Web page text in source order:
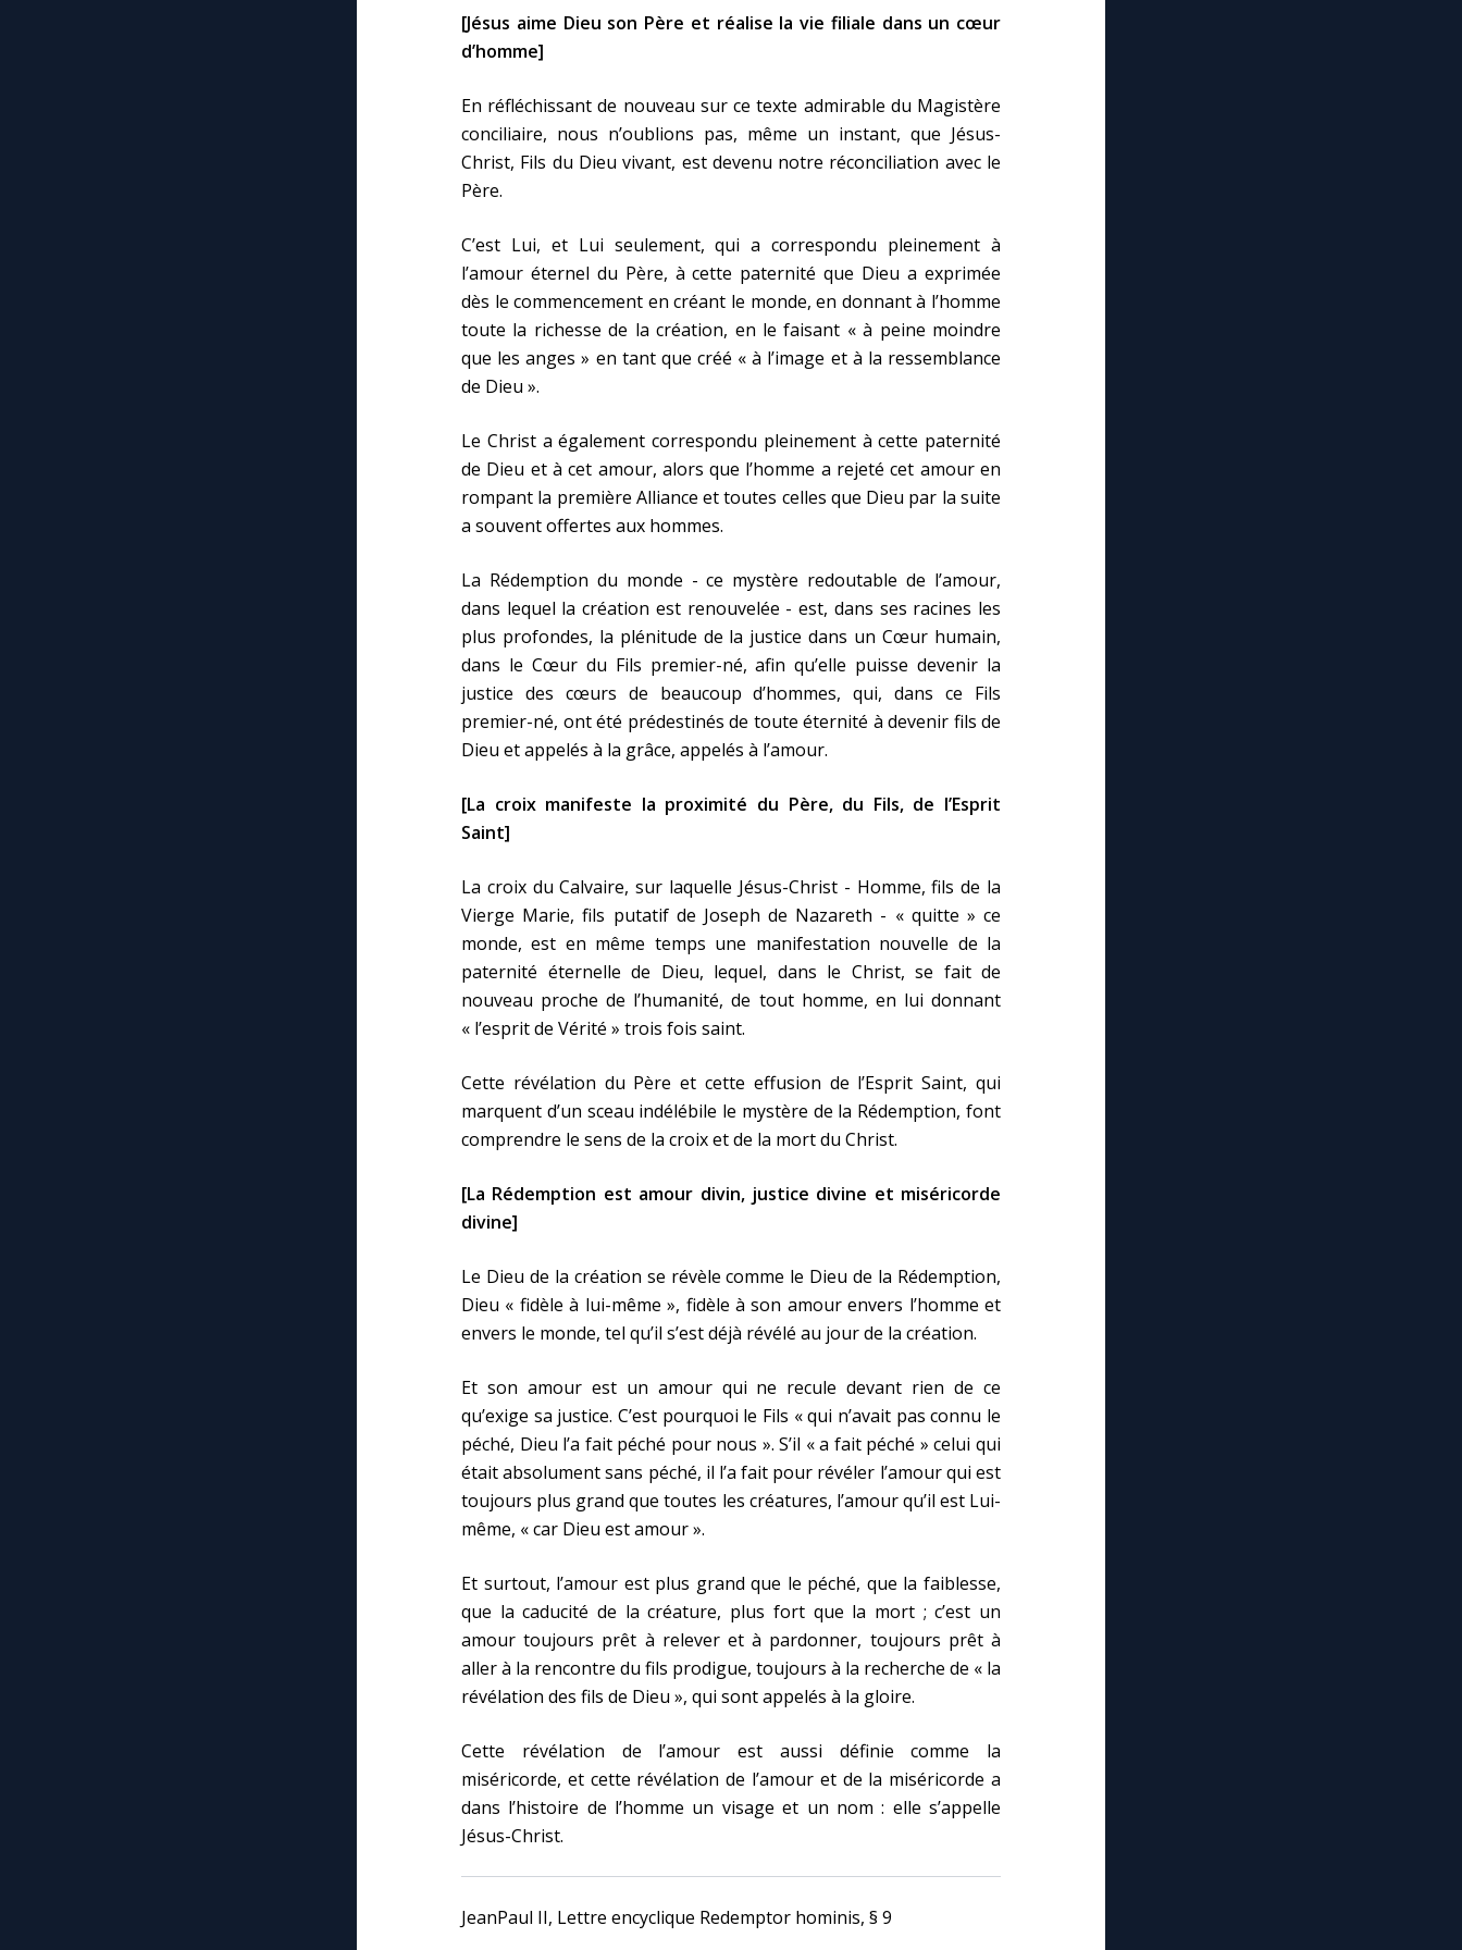
[Jésus aime Dieu son Père et réalise la vie filiale dans un cœur
d’homme]
En réfléchissant de nouveau sur ce texte admirable du Magistère
conciliaire, nous n’oublions pas, même un instant, que Jésus-
Christ, Fils du Dieu vivant, est devenu notre réconciliation avec le
Père.
C’est Lui, et Lui seulement, qui a correspondu pleinement à
l’amour éternel du Père, à cette paternité que Dieu a exprimée
dès le commencement en créant le monde, en donnant à l’homme
toute la richesse de la création, en le faisant « à peine moindre
que les anges » en tant que créé « à l’image et à la ressemblance
de Dieu ».
Le Christ a également correspondu pleinement à cette paternité
de Dieu et à cet amour, alors que l’homme a rejeté cet amour en
rompant la première Alliance et toutes celles que Dieu par la suite
a souvent offertes aux hommes.
La Rédemption du monde - ce mystère redoutable de l’amour,
dans lequel la création est renouvelée - est, dans ses racines les
plus profondes, la plénitude de la justice dans un Cœur humain,
dans le Cœur du Fils premier-né, afin qu’elle puisse devenir la
justice des cœurs de beaucoup d’hommes, qui, dans ce Fils
premier-né, ont été prédestinés de toute éternité à devenir fils de
Dieu et appelés à la grâce, appelés à l’amour.
[La croix manifeste la proximité du Père, du Fils, de l’Esprit
Saint]
La croix du Calvaire, sur laquelle Jésus-Christ - Homme, fils de la
Vierge Marie, fils putatif de Joseph de Nazareth - « quitte » ce
monde, est en même temps une manifestation nouvelle de la
paternité éternelle de Dieu, lequel, dans le Christ, se fait de
nouveau proche de l’humanité, de tout homme, en lui donnant
« l’esprit de Vérité » trois fois saint.
Cette révélation du Père et cette effusion de l’Esprit Saint, qui
marquent d’un sceau indélébile le mystère de la Rédemption, font
comprendre le sens de la croix et de la mort du Christ.
[La Rédemption est amour divin, justice divine et miséricorde
divine]
Le Dieu de la création se révèle comme le Dieu de la Rédemption,
Dieu « fidèle à lui-même », fidèle à son amour envers l’homme et
envers le monde, tel qu’il s’est déjà révélé au jour de la création.
Et son amour est un amour qui ne recule devant rien de ce
qu’exige sa justice. C’est pourquoi le Fils « qui n’avait pas connu le
péché, Dieu l’a fait péché pour nous ». S’il « a fait péché » celui qui
était absolument sans péché, il l’a fait pour révéler l’amour qui est
toujours plus grand que toutes les créatures, l’amour qu’il est Lui-
même, « car Dieu est amour ».
Et surtout, l’amour est plus grand que le péché, que la faiblesse,
que la caducité de la créature, plus fort que la mort ; c’est un
amour toujours prêt à relever et à pardonner, toujours prêt à
aller à la rencontre du fils prodigue, toujours à la recherche de « la
révélation des fils de Dieu », qui sont appelés à la gloire.
Cette révélation de l’amour est aussi définie comme la
miséricorde, et cette révélation de l’amour et de la miséricorde a
dans l’histoire de l’homme un visage et un nom : elle s’appelle
Jésus-Christ.
JeanPaul II, Lettre encyclique Redemptor hominis, § 9